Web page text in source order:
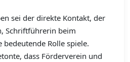
sei der direkte Kontakt, der
Schriftführerin beim
Rolle spiele.
dass Förderverein und